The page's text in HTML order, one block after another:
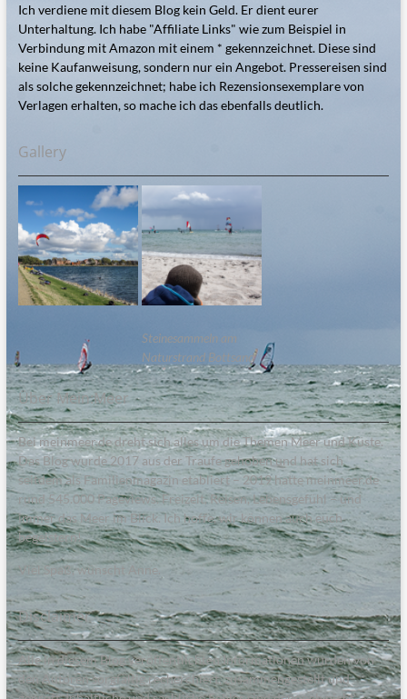
Ich verdiene mit diesem Blog kein Geld. Er dient eurer
Unterhaltung. Ich habe "Affiliate Links" wie zum Beispiel in
Verbindung mit Amazon mit einem * gekennzeichnet. Diese sind
keine Kaufanweisung, sondern nur ein Angebot. Pressereisen sind
als solche gekennzeichnet; habe ich Rezensionsexemplare von
Verlagen erhalten, so mache ich das ebenfalls deutlich.
Gallery
Steinesammeln am
Naturstrand Bottsand
Über Mein:Meer
Bei meinmeer.de dreht sich alles um die Themen Meer und Küste.
Das Blog wurde 2017 aus der Traufe gehoben und hat sich
seitdem als Familienmagazin etabliert – 2019 hatte meinmeer.de
rund 545.000 Pageviews. Freizeit, Reisen, Lebensgefühl – und
immer das Meer im Blick. Ich hoffe, wir können auch euch
begeistern!
Viel Spaß, wünscht Anne.
Disclaimer
Alle in diesem Blog veröffentlichten Informationen wurden von
den Autoren sorgfältig recherchiert, zusammengestellt und